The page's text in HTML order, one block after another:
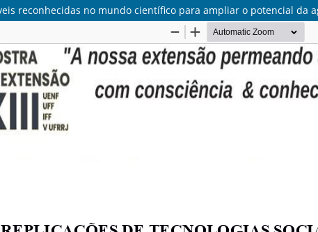
reconhecidas no mundo científico para ampliar o potencial da